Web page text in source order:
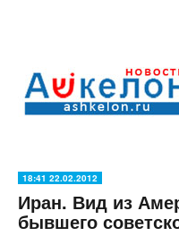
18:41 22.02.2012
Иран. Вид из
бывшего